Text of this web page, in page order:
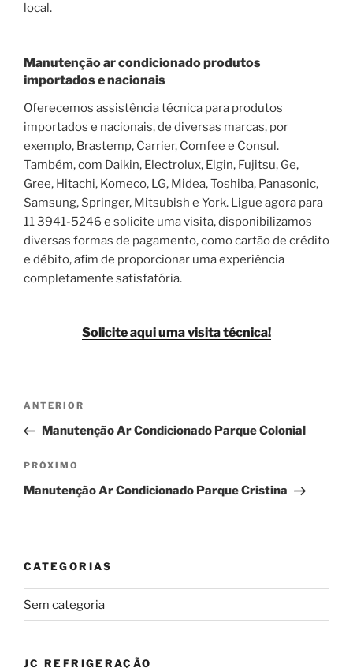
local.
Manutenção ar condicionado produtos
importados e nacionais
Oferecemos assistência técnica para produtos
importados e nacionais, de diversas marcas, por
exemplo, Brastemp, Carrier, Comfee e Consul.
Também, com Daikin, Electrolux, Elgin, Fujitsu, Ge,
Gree, Hitachi, Komeco, LG, Midea, Toshiba, Panasonic,
Samsung, Springer, Mitsubish e York. Ligue agora para
11 3941-5246 e solicite uma visita, disponibilizamos
diversas formas de pagamento, como cartão de crédito
e débito, afim de proporcionar uma experiência
completamente satisfatória.
Solicite aqui uma visita técnica!
Navegação
Post
Post
anterior
ANTERIOR
Manutenção Ar Condicionado Parque Colonial
Próximo
post
PRÓXIMO
Manutenção Ar Condicionado Parque Cristina
CATEGORIAS
Sem categoria
JC REFRIGERAÇÃO